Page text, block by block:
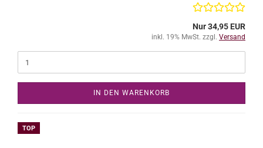
Nur 34,95 EUR
inkl. 19% MwSt. zzgl. Versand
IN DEN WARENKORB
TOP